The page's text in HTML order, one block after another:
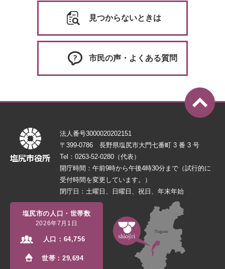
見つからないときは
市民の声・よくある質問
法人番号3000020202151
〒399-0786 長野県塩尻市大門七番町 3 番 3 号
Tel：0263-52-0280（代表）
開庁時間：午前9時から午後4時30分まで（試行的に
受付時間を変更しています。）
閉庁日：土曜日、日曜日、祝日、年末年始
塩尻市の人口・世帯数
2026年7月1日
人口： 64,756
世帯：29,694